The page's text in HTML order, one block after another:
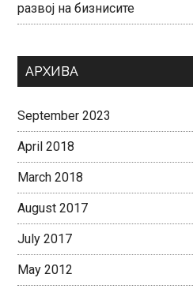
развој на бизнисите
АРХИВА
September 2023
April 2018
March 2018
August 2017
July 2017
May 2012